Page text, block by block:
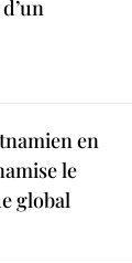
en
le
global